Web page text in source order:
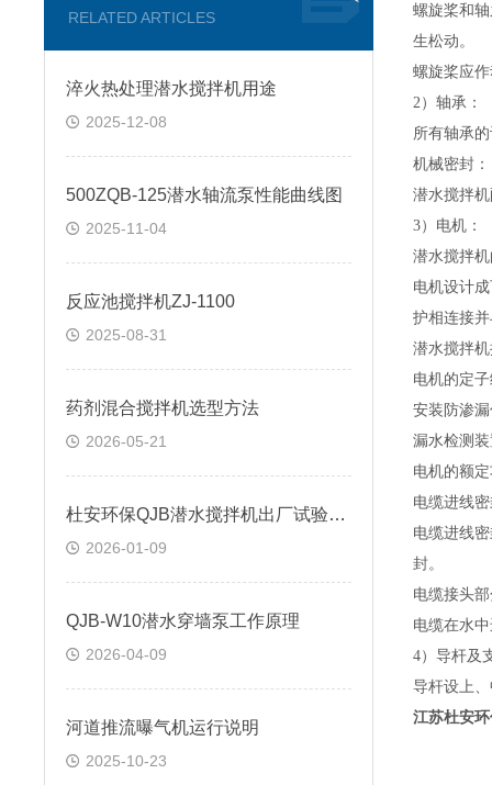
RELATED ARTICLES
淬火热处理潜水搅拌机用途
2025-12-08
500ZQB-125潜水轴流泵性能曲线图
2025-11-04
反应池搅拌机ZJ-1100
2025-08-31
药剂混合搅拌机选型方法
2026-05-21
杜安环保QJB潜水搅拌机出厂试验内容
2026-01-09
QJB-W10潜水穿墙泵工作原理
2026-04-09
河道推流曝气机运行说明
2025-10-23
螺旋桨和
生松动。
螺旋桨应
2）轴承：
所有轴承
机械密封：
潜水搅拌机
3）电机：
潜水搅拌机
电机设计
护相连接
潜水搅拌机
电机的定
安装防渗
漏水检测
电机的额
电缆进线
电缆进线
封。
电缆接头
电缆在水
4）导杆及
导杆设上
江苏杜安